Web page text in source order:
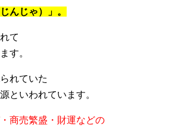
んじゃ）」。
て
す。
れていた
といわれています。
商売繁盛・財運などの